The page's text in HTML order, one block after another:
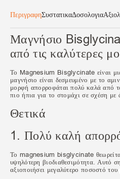
ΠεριγραφηΣυστατικαΔοσολογια
Μαγνήσιο
από τις καλύτερες
Το Magnesium Bisglycinate είναι
μαγνήσιο είναι δεσμευμένο με το
μορφή απορροφάται πολύ καλά από
πιο ήπια για το στομάχι σε σχέση με
Θετικά
1. Πολύ καλή
Το magnesium bisglycinate
υψηλότερη βιοδιαθεσιμότητα. Αυτό
αξιοποιήσει μεγαλύτερο ποσοστό